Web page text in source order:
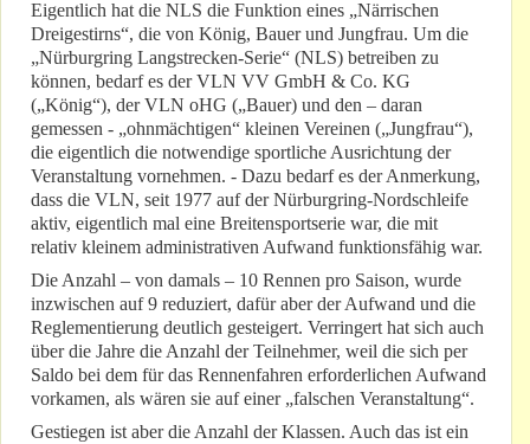
Eigentlich hat die NLS die Funktion eines „Närrischen
Dreigestirns“, die von König, Bauer und Jungfrau. Um die
„Nürburgring Langstrecken-Serie“ (NLS) betreiben zu
können, bedarf es der VLN VV GmbH & Co. KG
(„König“), der VLN oHG („Bauer) und den – daran
gemessen - „ohnmächtigen“ kleinen Vereinen („Jungfrau“),
die eigentlich die notwendige sportliche Ausrichtung der
Veranstaltung vornehmen. - Dazu bedarf es der Anmerkung,
dass die VLN, seit 1977 auf der Nürburgring-Nordschleife
aktiv, eigentlich mal eine Breitensportserie war, die mit
relativ kleinem administrativen Aufwand funktionsfähig war.
Die Anzahl – von damals – 10 Rennen pro Saison, wurde
inzwischen auf 9 reduziert, dafür aber der Aufwand und die
Reglementierung deutlich gesteigert. Verringert hat sich auch
über die Jahre die Anzahl der Teilnehmer, weil die sich per
Saldo bei dem für das Rennenfahren erforderlichen Aufwand
vorkamen, als wären sie auf einer „falschen Veranstaltung“.
Gestiegen ist aber die Anzahl der Klassen. Auch das ist ein